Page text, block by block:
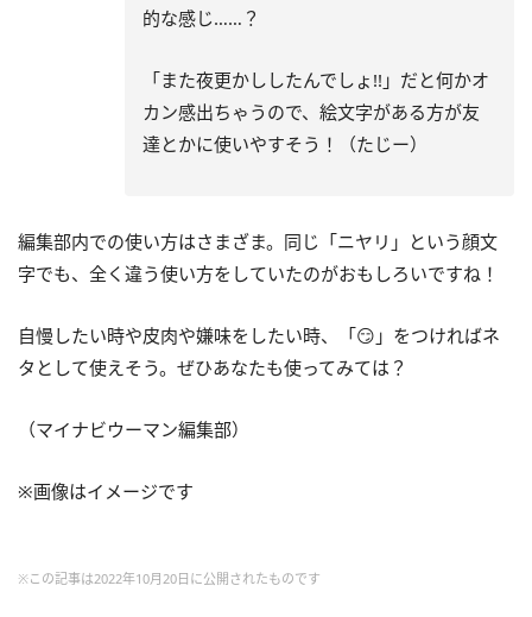
的な感じ……？
「また夜更かししたんでしょ!!」だと何かオ
カン感出ちゃうので、絵文字がある方が友
達とかに使いやすそう！（たじー）
編集部内での使い方はさまざま。同じ「ニヤリ」という顔文
字でも、全く違う使い方をしていたのがおもしろいですね！
自慢したい時や皮肉や嫌味をしたい時、「😏」をつければネ
タとして使えそう。ぜひあなたも使ってみては？
（マイナビウーマン編集部）
※画像はイメージです
※この記事は2022年10月20日に公開されたものです